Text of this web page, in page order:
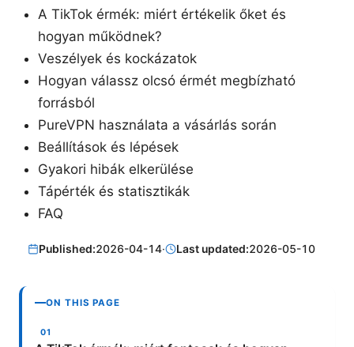
A TikTok érmék: miért értékelik őket és
hogyan működnek?
Veszélyek és kockázatok
Hogyan válassz olcsó érmét megbízható
forrásból
PureVPN használata a vásárlás során
Beállítások és lépések
Gyakori hibák elkerülése
Tápérték és statisztikák
FAQ
Published:2026-04-14· Last updated:2026-05-10
ON THIS PAGE